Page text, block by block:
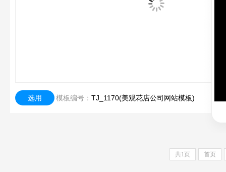
选用 模板编号： TJ_1170(美观花店公司网站模板)
共1页 首页